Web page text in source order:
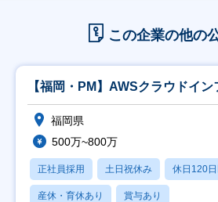
この企業の他の
【福岡・PM】AWSクラウドイン
福岡県
500万~800万
正社員採用 土日祝休み 休日120
産休・育休あり 賞与あり